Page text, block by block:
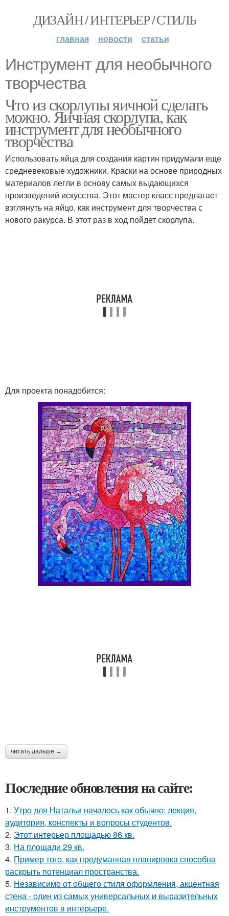
ДИЗАЙН / ИНТЕРЬЕР / СТИЛЬ
главная новости статьи
Инструмент для необычного
творчества
Что из скорлупы яичной сделать
можно. Яичная скорлупа, как
инструмент для необычного
творчества
Использовать яйца для создания картин придумали еще
средневековые художники. Краски на основе природных
материалов легли в основу самых выдающихся
произведений искусства. Этот мастер класс предлагает
взглянуть на яйцо, как инструмент для творчества с
нового ракурса. В этот раз в ход пойдет скорлупа.
Для проекта понадобится:
читать дальше →
Последние обновления на сайте:
1. Утро для Натальи началось как обычно: лекция,
аудитория, конспекты и вопросы студентов.
2. Этот интерьер площадью 86 кв.
3. На площади 29 кв.
4. Пример того, как продуманная планировка способна
раскрыть потенциал пространства.
5. Независимо от общего стиля оформления, акцентная
стена - один из самых универсальных и выразительных
инструментов в интерьере.